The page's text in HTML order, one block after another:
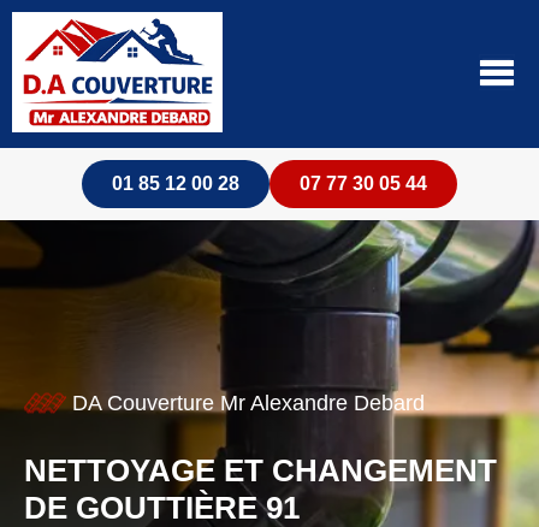
01 85 12 00 28 07 77 30 05 44
DA Couverture Mr Alexandre Debard
NETTOYAGE ET CHANGEMENT
DE GOUTTIÈRE 91